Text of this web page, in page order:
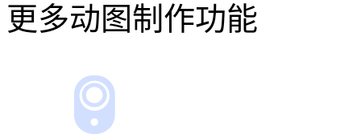
更多动图制作功能